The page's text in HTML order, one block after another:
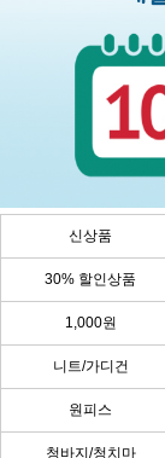
신상품
30% 할인상품
1,000원
니트/가디건
원피스
청바지/청치마